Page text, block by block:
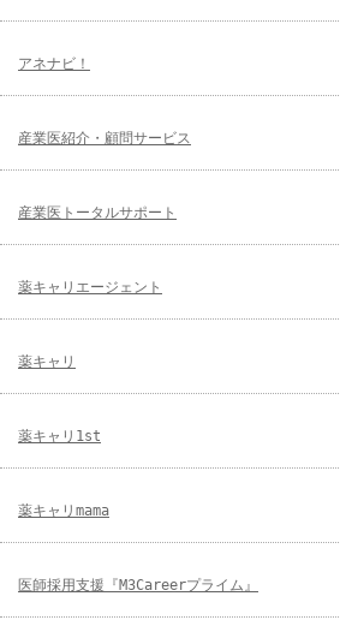
アネナビ！
産業医紹介・顧問サービス
産業医トータルサポート
薬キャリエージェント
薬キャリ
薬キャリ1st
薬キャリmama
医師採用支援『M3Careerプライム』